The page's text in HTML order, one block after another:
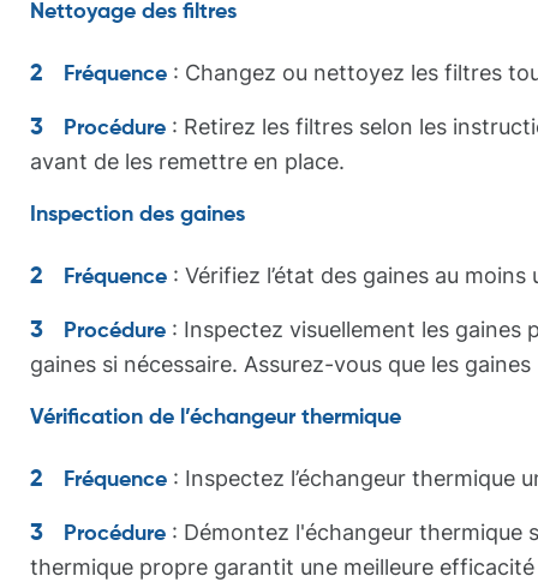
Nettoyage des filtres
Fréquence : Changez ou nettoyez les filtres
Procédure : Retirez les filtres selon les
avant de les remettre en place.
Inspection des gaines
Fréquence : Vérifiez l’état des gaines au
Procédure : Inspectez visuellement les
gaines si nécessaire. Assurez-vous que les
Vérification de l’échangeur thermique
Fréquence : Inspectez l’échangeur thermique
Procédure : Démontez l'échangeur thermique
thermique propre garantit une meilleure